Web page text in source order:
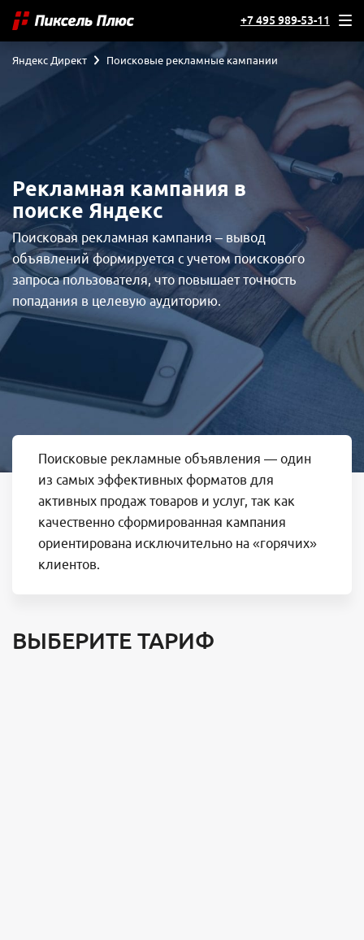
+7 495 989-53-11
Рекламная кампания в
поиске Яндекс
Поисковая рекламная кампания – вывод
объявлений формируется с учетом поискового
запроса пользователя, что повышает точность
попадания в целевую аудиторию.
Яндекс Директ Поисковые рекламные кампании
Поисковые рекламные объявления — один
из самых эффективных форматов для
активных продаж товаров и услуг, так как
качественно сформированная кампания
ориентирована исключительно на «горячих»
клиентов.
ВЫБЕРИТЕ ТАРИФ